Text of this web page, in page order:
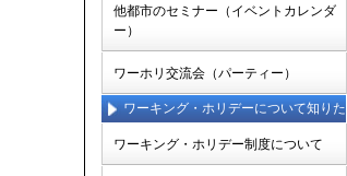
他都市のセミナー（イベントカレンダ
ー）
ワーホリ交流会（パーティー）
ワーキング・ホリデーについて知りた
ワーキング・ホリデー制度について